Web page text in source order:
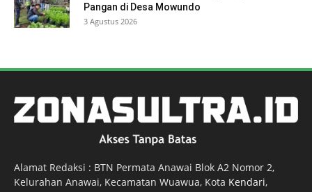
Pangan di Desa Mowundo
3 Agustus 2026
Alamat Redaksi : BTN Permata Anawai Blok A2 Nomor 2,
Kelurahan Anawai, Kecamatan Wuawua, Kota Kendari,